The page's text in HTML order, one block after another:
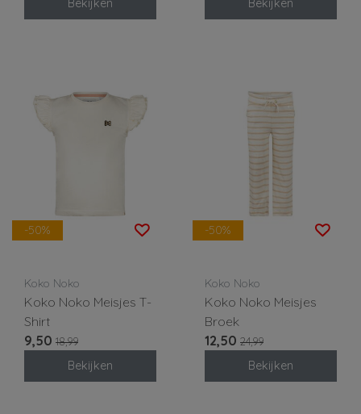
Bekijken Bekijken
-50%
Koko Noko
Koko Noko Meisjes T-
Shirt
9,50 18,99
Bekijken
-50%
Koko Noko
Koko Noko Meisjes
Broek
12,50 24,99
Bekijken